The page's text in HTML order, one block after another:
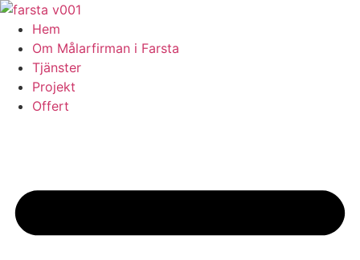
Skip
content
Hem
Om Målarfirman i Farsta
Tjänster
Projekt
Offert